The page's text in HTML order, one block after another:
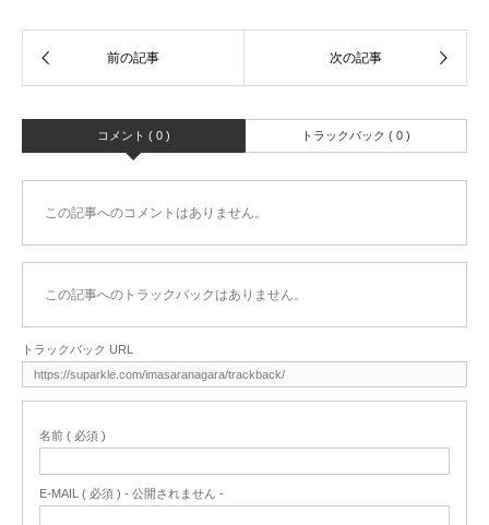
コメント ( 0 ) トラックバック ( 0 )
この記事へのコメントはありません。
この記事へのトラックバックはありません。
トラックバック URL
名前 ( 必須 )
E-MAIL ( 必須 ) - 公開されません -